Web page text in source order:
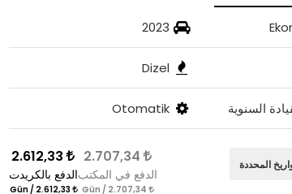
2023
Dizel
Otomatik
2.707,34
الدفع في المكتب
2.612,33
الدفع بالكريدت
المحددة